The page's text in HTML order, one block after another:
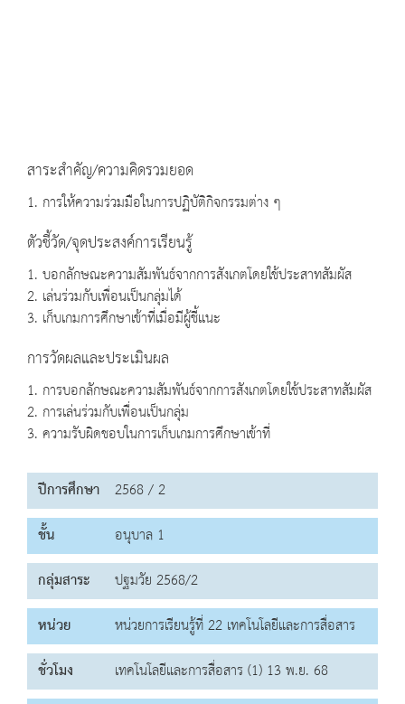
สาระสำคัญ/ความคิดรวมยอด
1. การให้ความร่วมมือในการปฏิบัติกิจกรรมต่าง ๆ
ตัวชี้วัด/จุดประสงค์การเรียนรู้
1. บอกลักษณะความสัมพันธ์จากการสังเกตโดยใช้ประสาทสัมผัส
2. เล่นร่วมกับเพื่อนเป็นกลุ่มได้
3. เก็บเกมการศึกษาเข้าที่เมื่อมีผู้ชี้แนะ
การวัดผลและประเมินผล
1. การบอกลักษณะความสัมพันธ์จากการสังเกตโดยใช้ประสาทสัมผัส
2. การเล่นร่วมกับเพื่อนเป็นกลุ่ม
3. ความรับผิดชอบในการเก็บเกมการศึกษาเข้าที่
ปีการศึกษา 2568 / 2
ชั้น
อนุบาล 1
กลุ่มสาระ
ปฐมวัย 2568/2
หน่วย
หน่วยการเรียนรู้ที่ 22 เทคโนโลยีและการสื่อสาร
ชั่วโมง
เทคโนโลยีและการสื่อสาร (1) 13 พ.ย. 68